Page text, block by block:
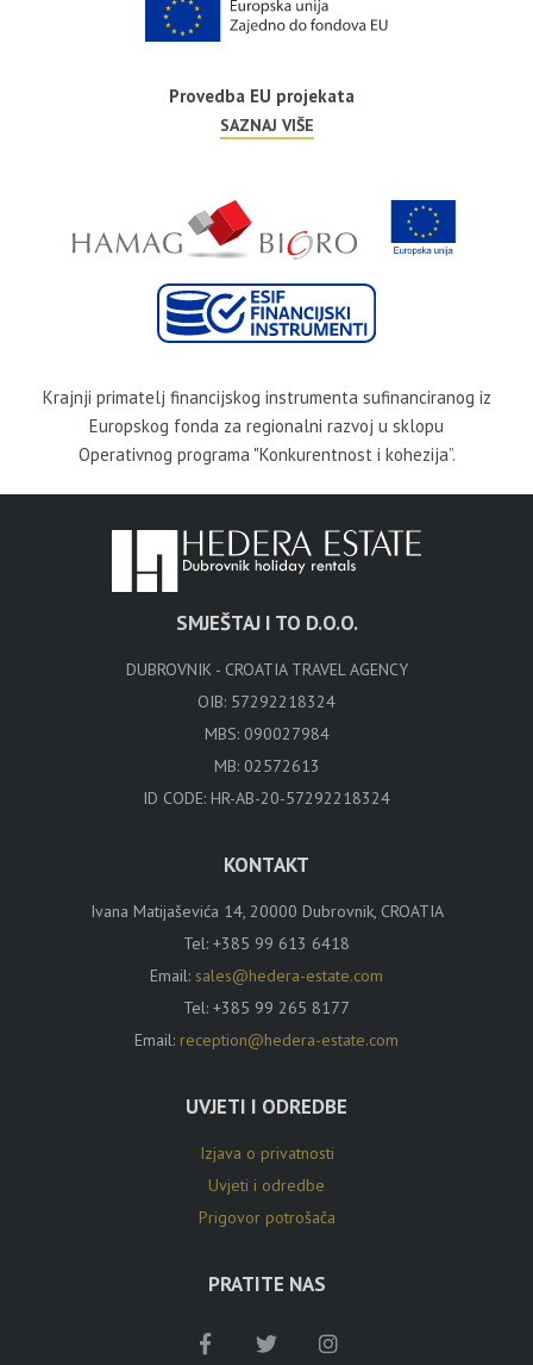
Provedba EU projekata
SAZNAJ VIŠE
Krajnji primatelj financijskog instrumenta sufinanciranog iz
Europskog fonda za regionalni razvoj u sklopu
Operativnog programa "Konkurentnost i kohezija”.
SMJEŠTAJ I TO D.O.O.
DUBROVNIK - CROATIA TRAVEL AGENCY
OIB: 57292218324
MBS: 090027984
MB: 02572613
ID CODE: HR-AB-20-57292218324
KONTAKT
Ivana Matijaševića 14, 20000 Dubrovnik, CROATIA
Tel: +385 99 613 6418
Email: sales@hedera-estate.com
Tel: +385 99 265 8177
Email: reception@hedera-estate.com
UVJETI I ODREDBE
Izjava o privatnosti
Uvjeti i odredbe
Prigovor potrošača
PRATITE NAS